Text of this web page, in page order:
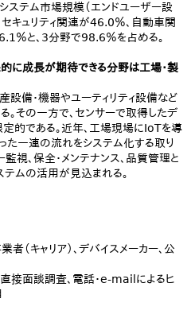
テム市場規模（エンドユーザー設
キュリティ関連が46.0％、自動車関
％と、3分野で98.6％を占める。
に成長が期待できる分野は工場・製
設備・機器やユーティリティ設備など
その一方で、センサーで取得したデ
的である。近年、工場現場にIoTを導
た一連の流れをシステム化する取り
視、保全・メンテナンス、品質管理と
ムの活用が見込まれる。
（キャリア）、デバイスメーカー、公
接面談調査、電話・e-mailによるヒ